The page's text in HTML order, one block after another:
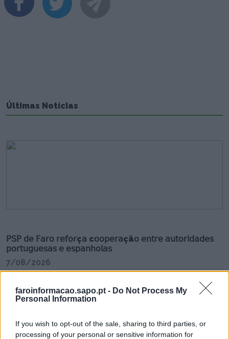
faroinformacao.sapo.pt - Do Not Process My
Personal Information
If you wish to opt-out of the sale, sharing to third parties, or
processing of your personal or sensitive information for
Últimas Notícias
𝖯𝖲𝖯 𝖽𝖾 𝖥𝖺𝗋𝗈 𝗋𝖾𝖿𝗈𝗋ç𝖺 c𝗈𝗈𝗉𝖾𝗋𝖺çã𝗈 𝖾𝗇𝗍𝗋𝖾 𝖺𝗎𝗍𝗈𝗋𝗂𝖽𝖺𝖽𝖾𝗌
𝗉𝗈𝗋𝗍𝗎𝗀𝗎𝖾𝗌𝖺𝗌 𝖾 𝖾𝗌𝗉𝖺𝗇𝗁𝗈𝗅𝖺𝗌
7/08/2026